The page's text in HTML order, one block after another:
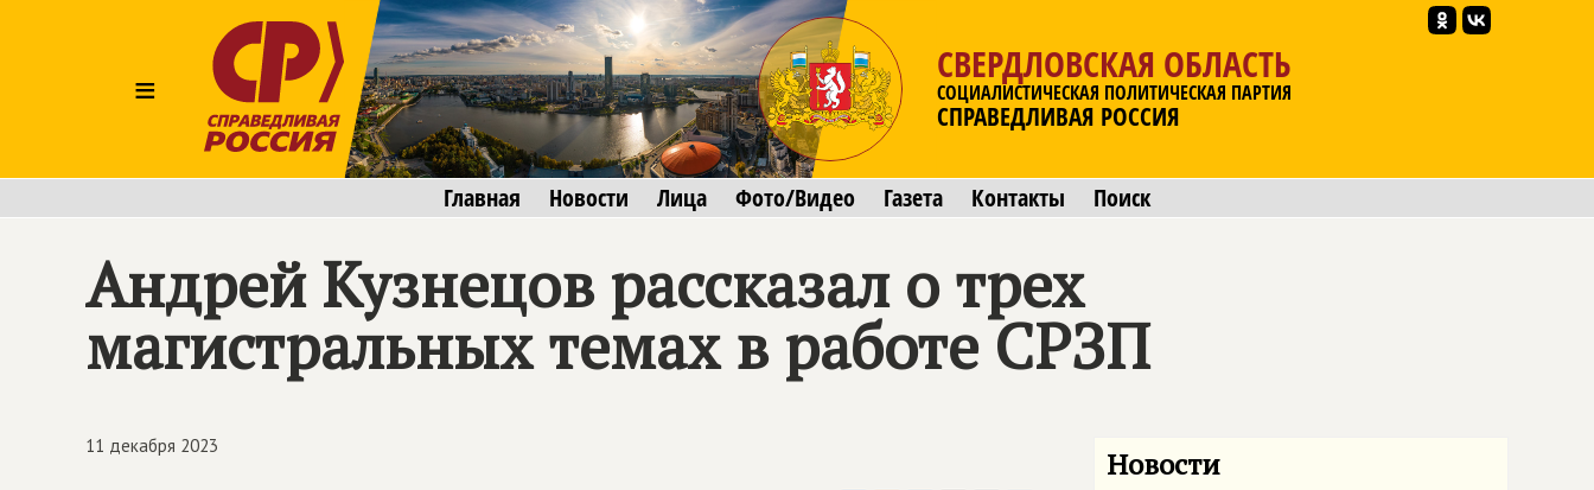
≡
СВЕРДЛОВСКАЯ ОБЛАСТЬ
СОЦИАЛИСТИЧЕСКАЯ ПОЛИТИЧЕСКАЯ ПАРТИЯ
СПРАВЕДЛИВАЯ РОССИЯ
Главная Новости Лица Фото/Видео Газета Контакты Поиск
Андрей Кузнецов рассказал о трех
магистральных темах в работе СРЗП
11 декабря 2023 Новости